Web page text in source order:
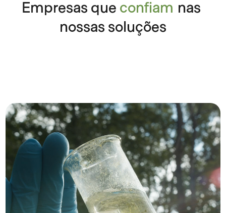
Empresas que confiam nas
nossas soluções